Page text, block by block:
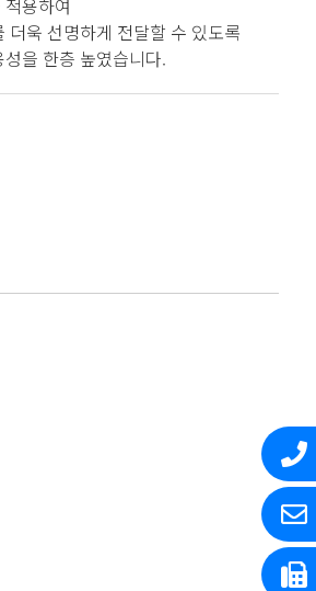
용하여
욱 선명하게 전달할 수 있도록
을 한층 높였습니다.